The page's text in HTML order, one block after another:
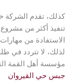
كذلك، تقدم الشركة
تنفيذ أكثر من
الاستفادة من
لذلك، لا تتردد في
مؤسسة أهل القمة
جبس حي القيروان